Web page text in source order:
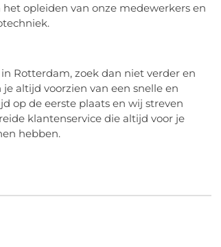
opleiden van onze medewerkers en
Rotterdam, zoek dan niet verder en
altijd voorzien van een snelle en
op de eerste plaats en wij streven
klantenservice die altijd voor je
hebben.